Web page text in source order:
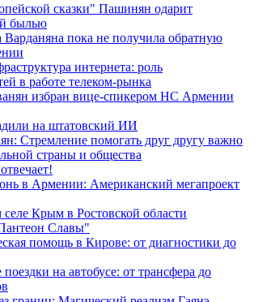
сказки" Пашинян одарит
былью
пока не получила обратную
интернета: роль
в работе телеком-рынка
избран вице-спикером НС Армении
на штатовский ИИ
Стремление помогать друг другу важно
страны и общества
в Армении: Американский мегапроект
Крым в Ростовской области
Славы"
помощь в Кирове: от диагностики до
на автобусе: от трансфера до